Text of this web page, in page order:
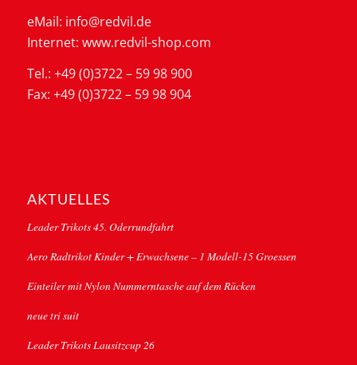
eMail: info@redvil.de
Internet: www.redvil-shop.com
Tel.: +49 (0)3722 – 59 98 900
Fax: +49 (0)3722 – 59 98 904
AKTUELLES
Leader Trikots 45. Oderrundfahrt
Aero Radtrikot Kinder + Erwachsene – 1 Modell-15 Groessen
Einteiler mit Nylon Nummerntasche auf dem Rücken
neue tri suit
Leader Trikots Lausitzcup 26